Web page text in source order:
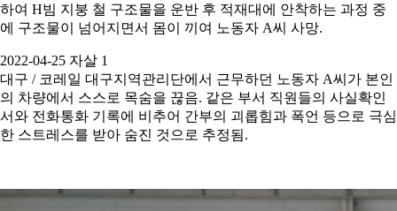
하여 H빔 지붕 철 구조물을 운반 후 적재대에 안착하는 과정 중
에 구조물이 넘어지면서 몸이 끼여 노동자 A씨 사망.
2022-04-25 자살 1
대구 / 코레일 대구지역관리단에서 근무하던 노동자 A씨가 본인
의 차량에서 스스로 목숨을 끊음. 같은 부서 직원들의 사실확인
서와 전화통화 기록에 비추어 간부의 괴롭힘과 폭언 등으로 극심
한 스트레스를 받아 숨진 것으로 추정됨.